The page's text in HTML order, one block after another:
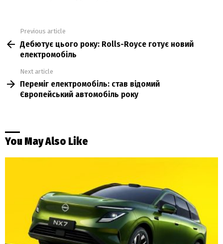
more
Previous article
Дебютує цього року: Rolls-Royce готує новий
електромобіль
Next article
Переміг електромобіль: став відомий
Європейський автомобіль року
You May Also Like